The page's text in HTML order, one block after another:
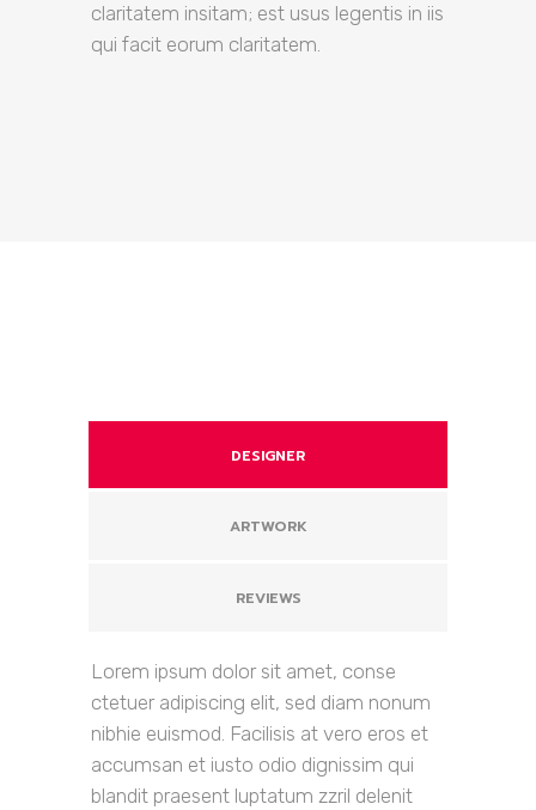
claritatem insitam; est usus legentis in iis
qui facit eorum claritatem.
DESIGNER
ARTWORK
REVIEWS
Lorem ipsum dolor sit amet, conse
ctetuer adipiscing elit, sed diam nonum
nibhie euismod. Facilisis at vero eros et
accumsan et iusto odio dignissim qui
blandit praesent luptatum zzril delenit